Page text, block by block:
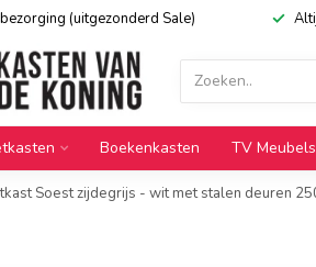
(uitgezonderd Sale)
Boekenkasten TV Meubels
Soest zijdegrijs - wit met stalen deuren